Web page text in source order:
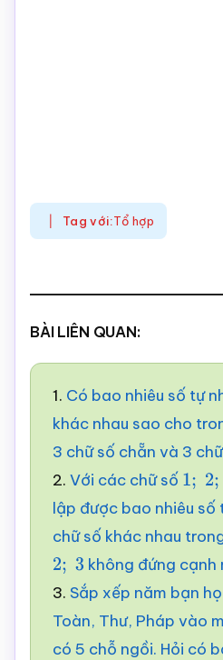
Tag với:Tổ hợp
BÀI LIÊN QUAN:
1. Có bao nhiêu số tự
khác nhau sao cho
3 chữ số chẵn và 3
2. Với các chữ số 1;2 3;
lập được bao nhiêu số
chữ số khác nhau
2; 3
không đứng cạnh
3. Sắp xếp năm bạn
Toàn, Thư, Pháp vào
có 5 chỗ ngồi. Hỏi có